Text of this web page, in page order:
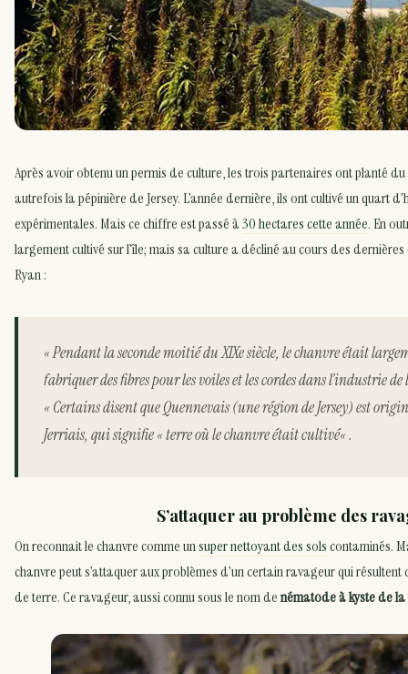
Après avoir obtenu un permis de culture, les trois partenaires ont planté
autrefois la pépinière de Jersey. L’année dernière, ils ont cultivé un quart
expérimentales. Mais ce chiffre est passé à30 hectares cette année. En
largement cultivé sur l’île; mais sa culture a décliné au cours des
Ryan :
« Pendant la seconde moitié du XIXe siècle, le chanvre était
fabriquer des fibres pour les voiles et les cordes dans l’industrie
« Certains disent que Quennevais (une région de Jersey) est
Jerriais, qui signifie «terre où le chanvre était cultivé« .
S’attaquer au problème des
On reconnait le chanvre comme unsuper nettoyant des solscontaminés.
chanvre peut s’attaquer aux problèmes d’un certain ravageur qui
de terre. Ce ravageur, aussi connu sous le nom denématode à kyste de